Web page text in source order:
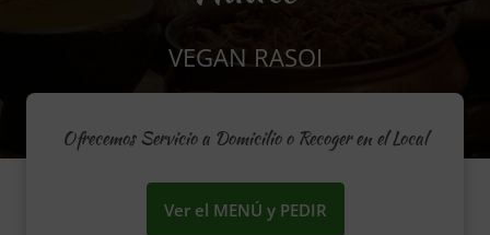
VEGAN RASOI
Ofrecemos Servicio a Domicilio o Recoger en el Local
Ver el MENÚ y PEDIR